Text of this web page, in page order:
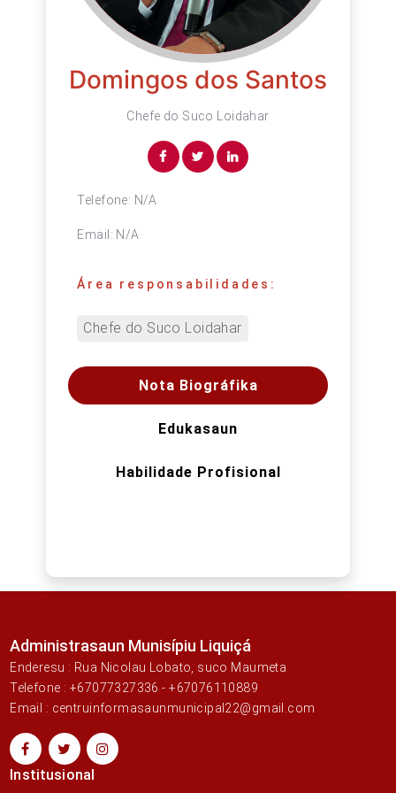
Domingos dos Santos
Chefe do Suco Loidahar
Telefone: N/A
Email: N/A
Área responsabilidades:
Chefe do Suco Loidahar
Nota Biográfika
Edukasaun
Habilidade Profisional
Administrasaun Munisípiu Liquiçá
Enderesu : Rua Nicolau Lobato, suco Maumeta
Telefone : +67077327336 - +67076110889
Email : centruinformasaunmunicipal22@gmail.com
Institusional